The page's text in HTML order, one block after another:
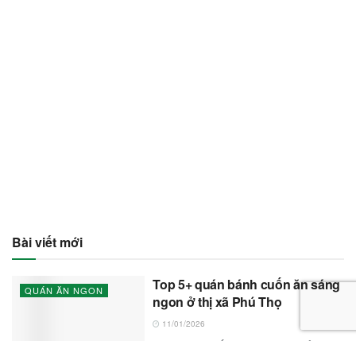
Bài viết mới
QUÁN ĂN NGON
Top 5+ quán bánh cuốn ăn sáng
ngon ở thị xã Phú Thọ
11/01/2026